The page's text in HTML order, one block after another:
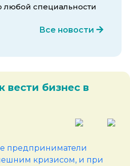
любой специальности
Все новости
вести бизнес в